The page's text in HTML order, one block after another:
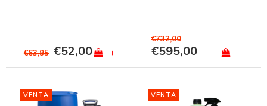
€63,95 €52,00 +
€732,00
€595,00 +
VENTA VENTA